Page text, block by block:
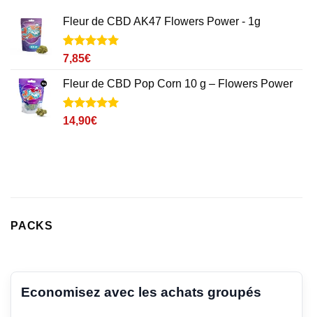
Fleur de CBD AK47 Flowers Power - 1g
Noté5
2
notations
client
7,85€
Fleur de CBD Pop Corn 10 g – Flowers Power
Noté5sur
1
14,90€
PACKS
Economisez avec les achats groupés